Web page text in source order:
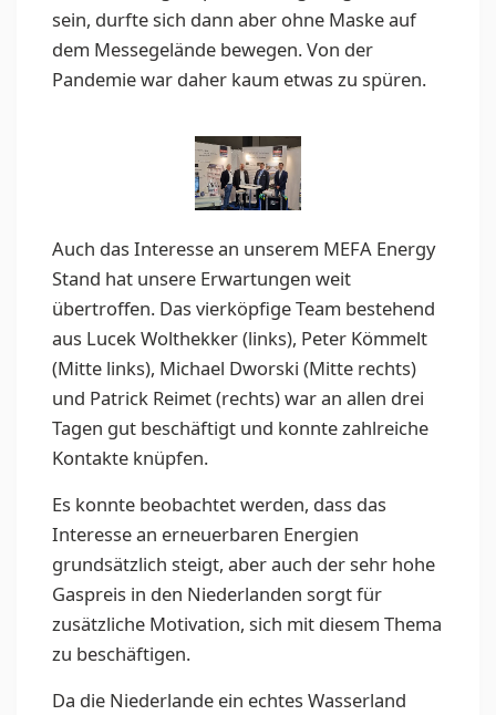
sein, durfte sich dann aber ohne Maske auf
dem Messegelände bewegen. Von der
Pandemie war daher kaum etwas zu spüren.
Auch das Interesse an unserem MEFA Energy
Stand hat unsere Erwartungen weit
übertroffen. Das vierköpfige Team bestehend
aus Lucek Wolthekker (links), Peter Kömmelt
(Mitte links), Michael Dworski (Mitte rechts)
und Patrick Reimet (rechts) war an allen drei
Tagen gut beschäftigt und konnte zahlreiche
Kontakte knüpfen.
Es konnte beobachtet werden, dass das
Interesse an erneuerbaren Energien
grundsätzlich steigt, aber auch der sehr hohe
Gaspreis in den Niederlanden sorgt für
zusätzliche Motivation, sich mit diesem Thema
zu beschäftigen.
Da die Niederlande ein echtes Wasserland